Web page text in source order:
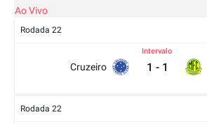
Ao Vivo
Rodada 22
Cruzeiro
Intervalo
1 - 1
Rodada 22